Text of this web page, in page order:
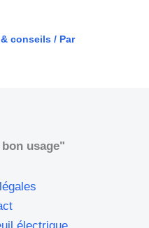
conseils/ Par
usage"